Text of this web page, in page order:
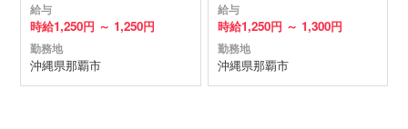
給与
時給1,250円 ～ 1,250円
勤務地
沖縄県那覇市
給与
時給1,250円 ～ 1,300円
勤務地
沖縄県那覇市